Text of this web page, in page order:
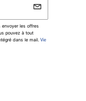
envoyer les
Vous pouvez
intégré dans
envoyer les offres
pouvez à tout
dans le mail. Vie